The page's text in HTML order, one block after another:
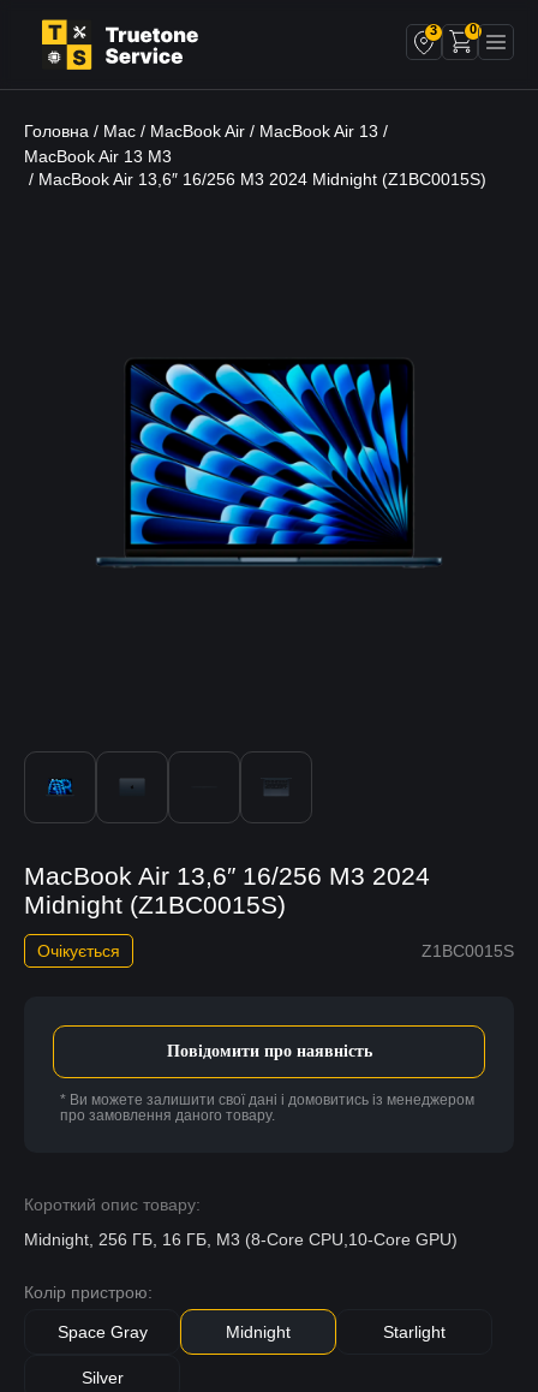
3 0
Головна / Mac / MacBook Air / MacBook Air 13 /
MacBook Air 13 M3
/ MacBook Air 13,6″ 16/256 M3 2024 Midnight (Z1BC0015S)
MacBook Air 13,6″ 16/256 M3 2024
Midnight (Z1BC0015S)
Z1BC0015S
Очікується
Короткий опис товару:
Midnight, 256 ГБ, 16 ГБ, M3 (8-Core CPU,10-Core GPU)
Колір пристрою:
Space Gray Midnight Starlight
Silver
Повідомити про наявність
* Ви можете залишити свої дані і домовитись із менеджером
про замовлення даного товару.